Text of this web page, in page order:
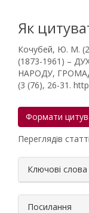
Як
Кочубей, Ю. М.
(1873-1961) –
НАРОДУ,
(3 (76), 26-31.
Формати
Переглядів
Ключові слова
Посилання